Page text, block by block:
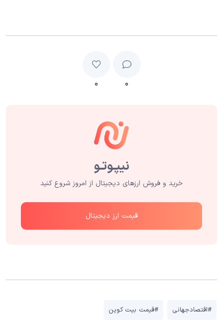
۰ ۰
خرید و فروش ارزهای دیجیتال از امروز شروع کنید
قیمت ارز دیجیتال
#اقتصادجهانی #قیمت بیت کوین